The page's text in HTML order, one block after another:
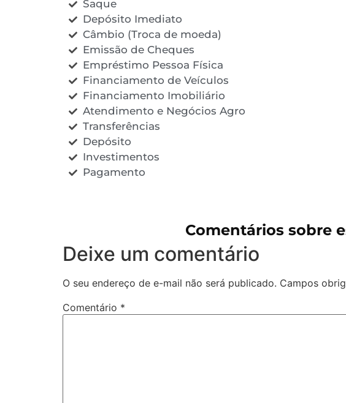
Saque
Depósito Imediato
Câmbio (Troca de moeda)
Emissão de Cheques
Empréstimo Pessoa Física
Financiamento de Veículos
Financiamento Imobiliário
Atendimento e Negócios Agro
Transferências
Depósito
Investimentos
Pagamento
Comentários sobre
Deixe um comentário
O seu endereço de e-mail não será publicado. Campos
Comentário *